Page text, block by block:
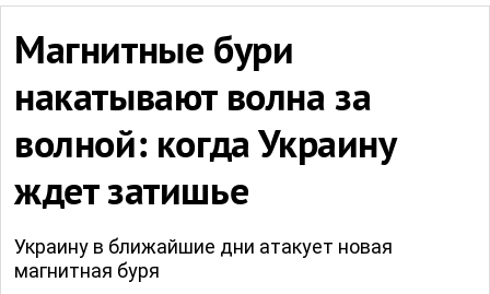
Магнитные бури
накатывают волна за
волной: когда Украину
ждет затишье
Украину в ближайшие дни атакует новая
магнитная буря